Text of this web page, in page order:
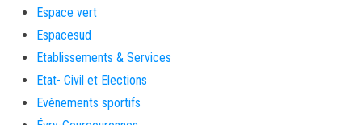
Espace vert
Espacesud
Etablissements & Services
Etat- Civil et Elections
Evènements sportifs